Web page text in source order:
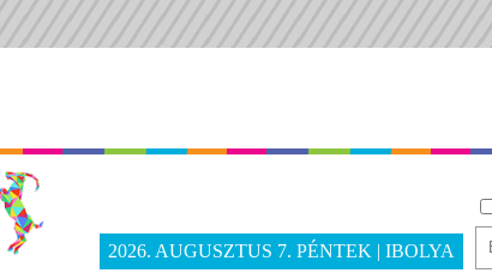
2026. AUGUSZTUS 7. PÉNTEK | IBOLYA